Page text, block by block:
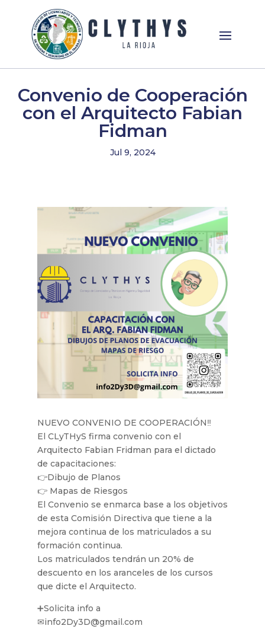
Convenio de Cooperación
con el Arquitecto Fabian
Fidman
Jul 9, 2024
NUEVO CONVENIO DE COOPERACIÓN‼
El CLyTHyS firma convenio con el
Arquitecto Fabian Fridman para el dictado
de capacitaciones:
👉Dibujo de Planos
👉 Mapas de Riesgos
El Convenio se enmarca base a los objetivos
de esta Comisión Directiva que tiene a la
mejora continua de los matriculados a su
formación continua.
Los matriculados tendrán un 20% de
descuento en los aranceles de los cursos
que dicte el Arquitecto.
➕Solicita info a
✉info2Dy3D@gmail.com